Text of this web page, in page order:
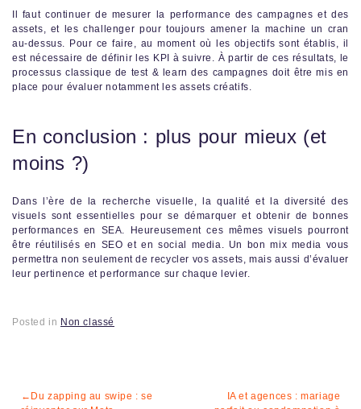
Il faut continuer de mesurer la performance des campagnes et des
assets, et les challenger pour toujours amener la machine un cran
au-dessus. Pour ce faire, au moment où les objectifs sont établis, il
est nécessaire de définir les KPI à suivre. À partir de ces résultats, le
processus classique de test & learn des campagnes doit être mis en
place pour évaluer notamment les assets créatifs.
En conclusion : plus pour mieux (et
moins ?)
Dans l’ère de la recherche visuelle, la qualité et la diversité des
visuels sont essentielles pour se démarquer et obtenir de bonnes
performances en SEA. Heureusement ces mêmes visuels pourront
être réutilisés en SEO et en social media. Un bon mix media vous
permettra non seulement de recycler vos assets, mais aussi d’évaluer
leur pertinence et performance sur chaque levier.
Posted in Non classé
Navigation
Du zapping au swipe : se
IA et agences : mariage